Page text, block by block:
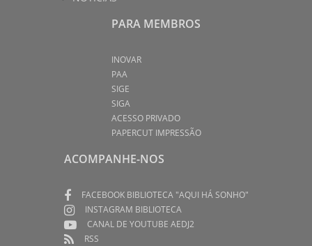
PARA MEMBROS
INOVAR
PAA
SIGE
SIGA
ACESSO PRIVADO
PAPERCUT IMPRESSÃO
ACOMPANHE-NOS
FACEBOOK BIBLIOTECA "AQUI HÁ SONHO"
INSTAGRAM BIBLIOTECA
CANAL DE YOUTUBE AEDJ2
RSS